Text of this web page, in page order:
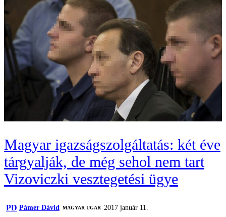
Magyar igazságszolgáltatás: két éve
tárgyalják, de még sehol nem tart
Vizoviczki vesztegetési ügye
PD Pámer Dávid MAGYAR UGAR
2017 január 11.